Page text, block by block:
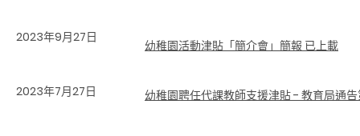
2023年9月27日
幼稚園活動津貼「簡介會」簡報 已上載
2023年7月27日 幼稚園聘任代課教師支援津貼 - 教育局通